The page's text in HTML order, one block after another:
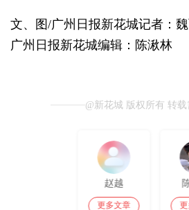
文、图/广州日报新花城记者：
广州日报新花城编辑：陈湫林
@新花城 版权所有 转载
赵越
更多文章